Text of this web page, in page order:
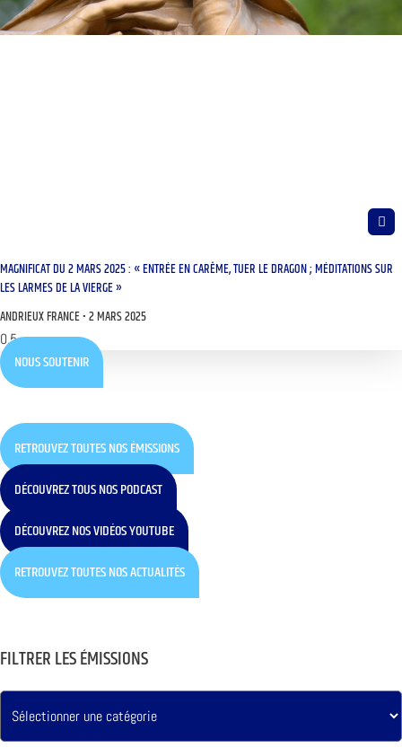
MAGNIFICAT DU 2 MARS 2025 : « ENTRÉE EN CARÊME, TUER LE DRAGON ; MÉDITATIONS SUR
LES LARMES DE LA VIERGE »
ANDRIEUX FRANCE 2 MARS 2025
NOUS SOUTENIR
RETROUVEZ TOUTES NOS ÉMISSIONS
DÉCOUVREZ TOUS NOS PODCAST
DÉCOUVREZ NOS VIDÉOS YOUTUBE
RETROUVEZ TOUTES NOS ACTUALITÉS
FILTRER LES ÉMISSIONS